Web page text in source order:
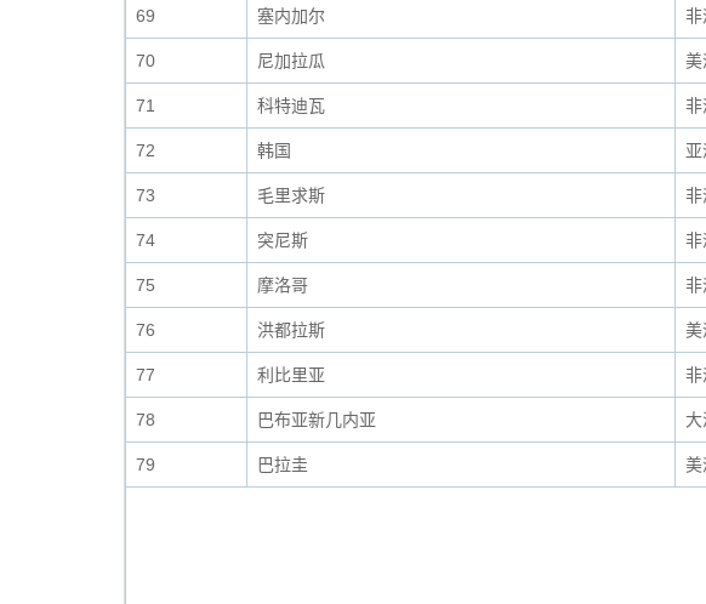
69 塞内加尔 非
70 尼加拉瓜 美
71 科特迪瓦 非
72 韩国 亚
73 毛里求斯 非
74 突尼斯 非
75 摩洛哥 非
76 洪都拉斯 美
77 利比里亚 非
78 巴布亚新几内亚 大
79 巴拉圭 美